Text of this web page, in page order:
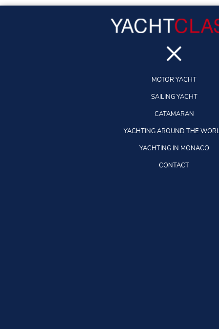
MOTOR YACHT
SAILING YACHT
CATAMARAN
YACHTING AROUND THE
YACHTING IN MONACO
CONTACT